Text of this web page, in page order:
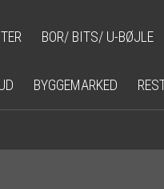
BOR/ BITS/ U-BØJLE
BYGGEMARKED